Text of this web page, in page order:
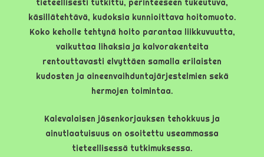
tieteellisesti tutkittu, perinteeseen tukeutuva,
käsillätehtävä, kudoksia kunnioittava hoitomuoto.
Koko keholle tehtynä hoito parantaa liikkuvuutta,
vaikuttaa lihaksia ja kalvorakenteita
rentouttavasti elvyttäen samalla erilaisten
kudosten ja aineenvaihduntajärjestelmien sekä
hermojen toimintaa.
Kalevalaisen jäsenkorjauksen tehokkuus ja
ainutlaatuisuus on osoitettu useammassa
tieteellisessä tutkimuksessa.